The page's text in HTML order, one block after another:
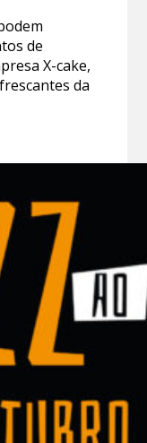
de
X-cake,
da